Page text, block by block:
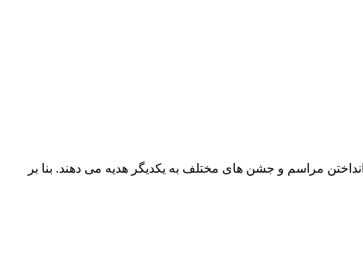
مراسم و جشن های مختلف به یکدیگر هدیه می دهند. بنا بر